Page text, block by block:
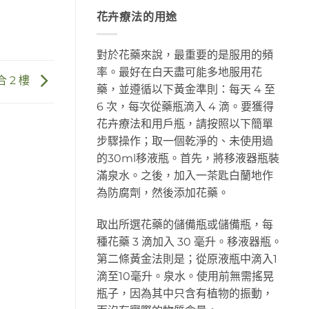
2 樓
花卉療法的用途
對於花藥來說，最重要的是服用的頻
率。最好在白天盡可能多地服用花
藥，並遵循以下黃金準則：每天 4 至
6 次，每次從藥瓶滴入 4 滴。要獲得
花卉療法和用戶瓶，請按照以下簡單
步驟操作；取一個乾淨的、未使用過
的30ml移液瓶。首先，將移液器瓶裝
滿泉水。之後，加入一茶匙白蘭地作
為防腐劑，然後添加花藥。
取出所選花藥的儲備瓶或儲備瓶，每
種花藥 3 滴加入 30 毫升。移液器瓶。
第二條黃金法則是；從原液瓶中滴入1
滴至10毫升。泉水。使用前無需搖晃
瓶子，因為其中只含有植物的振動，